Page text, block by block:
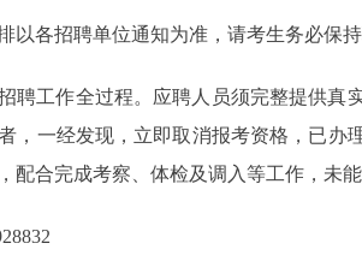
以各招聘单位通知为准，请考生务必保
聘工作全过程。应聘人员须完整提供
，一经发现，立即取消报考资格，已
配合完成考察、体检及调入等工作，未